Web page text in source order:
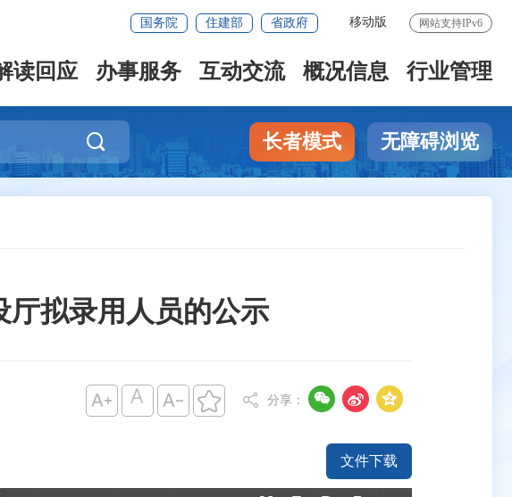
网站支持IPv6
移动版
国务院 住建部 省政府
读回应 办事服务 互动交流 概况信息 行业管理
 长者模式 无障碍浏览
厅拟录用人员的公示
    分享：   
文件下载